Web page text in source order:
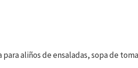
aliños de ensaladas, sopa de